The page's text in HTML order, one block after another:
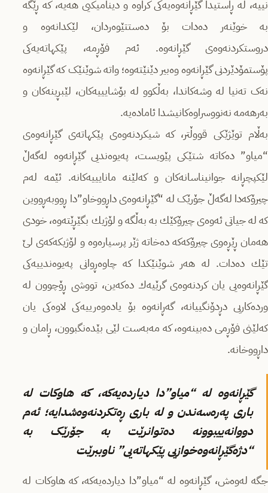
نییە، له‌ ڕاستیدا گێڕانەوەیەکی کراوە و دینامیكیی هەیە، کە ڕێگە
بە خوێنەر دەدات بۆ دەستتێوەردان، لێکدانەوە و
دروستکردنەوەی گێڕانه‌وه‌. ئەم فۆڕمە، پێکهاتەیه‌كی
پۆستمۆدێردنی گێڕانەوە وه‌بیر دێنێته‌وه‌؛ واته‌ شوێنێک کە گێڕانەوە
نەک تەنیا لە وشەکاندا، بەڵکوو لە بۆشایییەكان، لێبڕینەکان و
به‌رهه‌مه‌ نەنووسراوەکانیشدا ئامادەیە.
بەڵام توێژێكی قووڵتر، کە شیکردنەوەی پێکهاتەی گێڕانەوەی
“میاو” ده‌كاته‌ شتێكی پێویست، پەیوەندیی گێڕانەوە لەگەڵ
لێكپچڕانه‌‌ جوانیناسانه‌كان و كه‌لێنه‌ مانایییەکانە. ئێمە لەم
چیرۆکەدا لەگەڵ جۆرێک لە “گێڕانەوەی داڕووخاو”دا ڕووبەڕووین
كه‌ له‌ جیاتی ئه‌وه‌ی چیرۆكێك به‌ به‌ڵگه‌ و لۆژیك بگێڕێته‌وه‌، خودی
هه‌مان ڕێڕه‌وی چیرۆكه‌كه‌ ده‌خاته‌ ژێر پرسیاره‌وه‌ و لۆژیكه‌كه‌ی لێ
تێك ده‌دات. له‌ هەر شوێنێکدا کە چاوەڕوانی پەیوەندییەکی
گێڕانەوەیی یان كردنه‌وه‌ی گرێیه‌ك دەکەین، تووشی ڕۆچوون لە
وردەکاریی دڕدۆنگییانه‌‌، گەڕانەوە بۆ یادەوەرییەکی لاوه‌كی یان
كه‌لێنی فۆڕمی دەبینه‌وه‌، کە مەبەست لێی بێده‌نگبوون، ڕامان و
داڕووخانە.
گێڕانەوە لە “میاو”دا دیاردەیەکە، کە هاوکات لە
باری پەرەسەندن و لە باری ڕەتکردنەوەشدایە؛ ئەم
دووانه‌ییبوونه‌ دەتوانرێت به‌ جۆرێک بە
“دژەگێڕانەوەخوازیی پێکهاتەیی” ناوببرێت
جگە لەوەش، گێڕانەوە لە “میاو”دا دیاردەیەکە، کە هاوکات لە